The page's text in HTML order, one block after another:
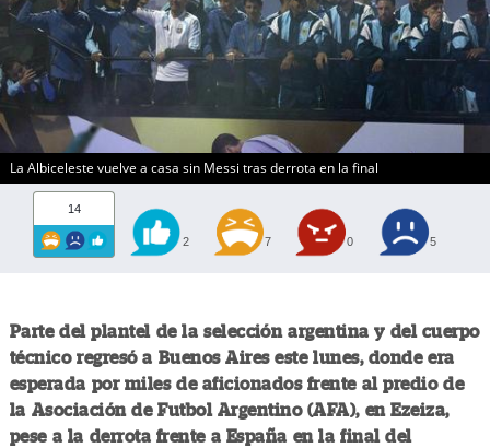
La Albiceleste vuelve a casa sin Messi tras derrota en la final
14
2 7 0 5
Parte del plantel de la selección argentina y del cuerpo
técnico regresó a Buenos Aires este lunes, donde era
esperada por miles de aficionados frente al predio de
la Asociación de Futbol Argentino (AFA), en Ezeiza,
pese a la derrota frente a España en la final del